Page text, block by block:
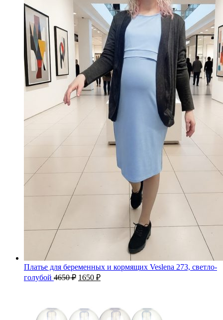
Платье для беременных и кормящих Veslena 273, светло-
голубой 4650₽ 1650 ₽